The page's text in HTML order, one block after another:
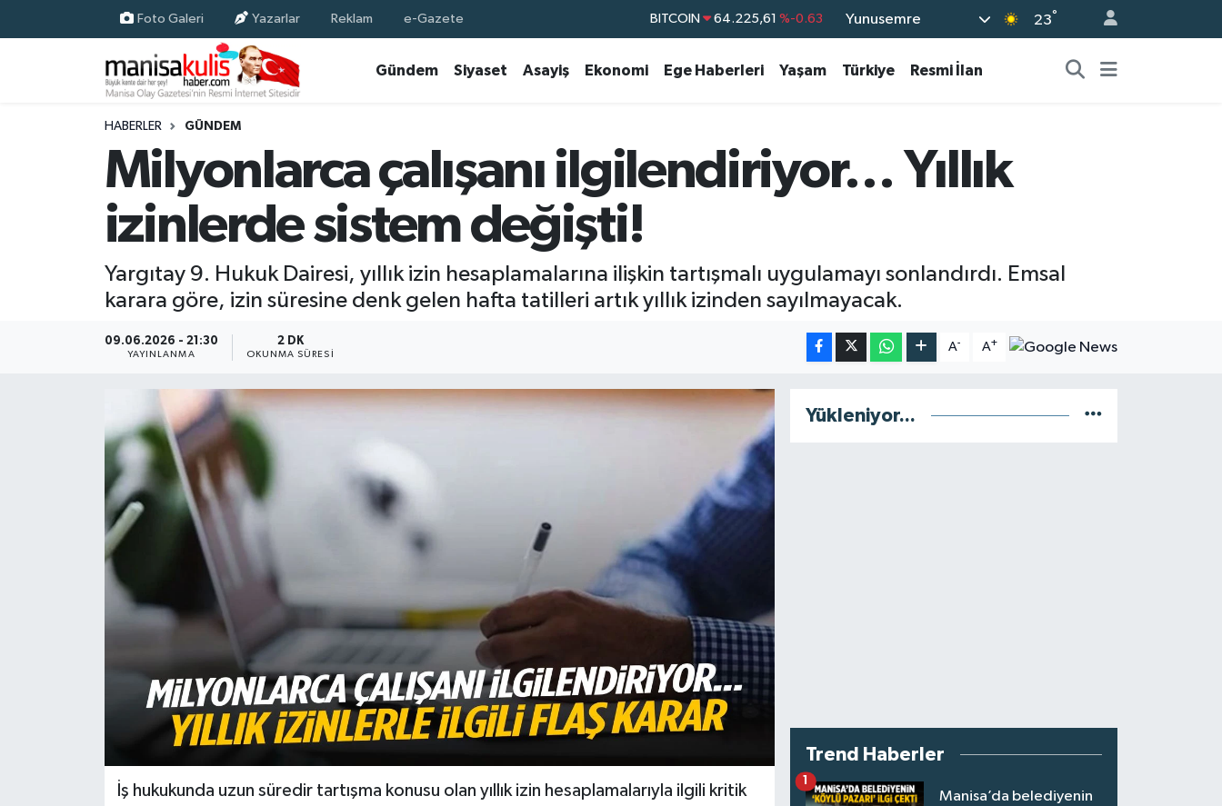
Foto Galeri Yazarlar Reklam e-Gazete BITCOIN 64.225,61 %-0.63
EURO 55,0317 %-0.02
BİST100 13.799 %70
Yunusemre 23°
Gündem Siyaset Asayiş Ekonomi Ege Haberleri Yaşam Türkiye Resmi İlan
HABERLER GÜNDEM
Milyonlarca çalışanı ilgilendiriyor… Yıllık
izinlerde sistem değişti!
Yargıtay 9. Hukuk Dairesi, yıllık izin hesaplamalarına ilişkin tartışmalı uygulamayı sonlandırdı. Emsal
karara göre, izin süresine denk gelen hafta tatilleri artık yıllık izinden sayılmayacak.
09.06.2026 - 21:30
YAYINLANMA
2 DK
OKUNMA SÜRESI
A- A+
İş hukukunda uzun süredir tartışma konusu olan yıllık izin hesaplamalarıyla ilgili kritik
Yükleniyor...
Trend Haberler
Manisa’da belediyenin
1
Ekonomi
Resmi İlan
Yunusemre Nöbetçi Eczaneler
Yunusemre Trafik Yoğunluk Haritası
Süper Lig Puan Durumu ve Fikstür
Son Dakika Haberleri
Haber Arşivi